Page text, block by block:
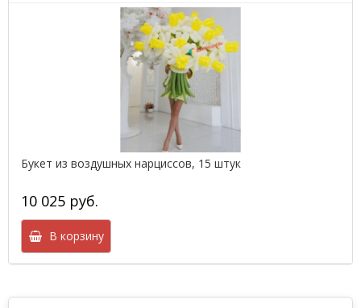
Букет из воздушных нарциссов, 15 штук
10 025 руб.
В корзину